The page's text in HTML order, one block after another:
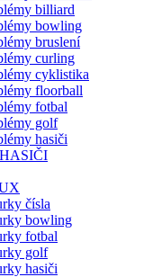
billiard
bowling
bruslení
curling
cyklistika
floorball
fotbal
golf
hasiči
čísla
bowling
fotbal
golf
hasiči